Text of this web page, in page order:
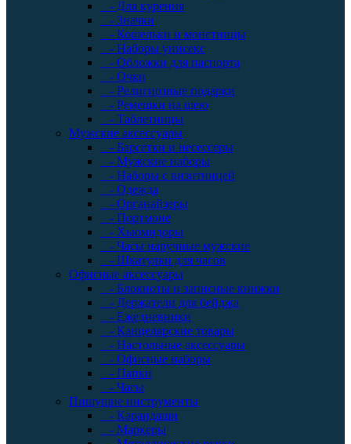
- Для курения
- Значки
- Кошельки и монетницы
- Наборы унисекс
- Обложки для паспорта
- Очки
- Религиозные подарки
- Ремешки на шею
- Таблетницы
Мужские аксессуары
- Барсетки и несессеры
- Мужские наборы
- Наборы с визитницей
- Одежда
- Органайзеры
- Портмоне
- Хьюмидоры
- Часы наручные мужские
- Шкатулки для часов
Офисные аксессуары
- Блокноты и записные книжки
- Держатели для бейджа
- Ежедневники
- Канцелярские товары
- Настольные аксессуары
- Офисные наборы
- Папки
- Часы
Пишущие инструменты
- Карандаши
- Маркеры